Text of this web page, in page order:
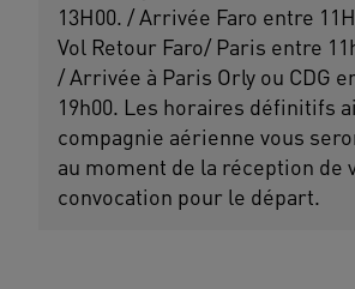
13H00. / Arrivée Faro entre 11H00 et 16H00.
Vol Retour Faro/ Paris entre
/ Arrivée à Paris Orly ou CDG
19h00. Les horaires définitifs ainsi que la
compagnie aérienne vous
au moment de la réception de
convocation pour le départ.